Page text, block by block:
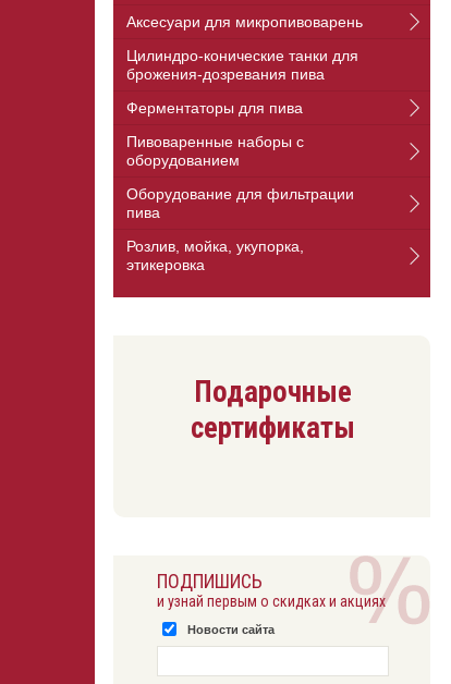
Аксесуари для микропивоварень
Цилиндро-конические танки для
брожения-дозревания пива
Ферментаторы для пива
Пивоваренные наборы с
оборудованием
Оборудование для фильтрации
пива
Розлив, мойка, укупорка,
этикеровка
Подарочные
сертификаты
ПОДПИШИСЬ
и узнай первым о скидках и акциях
Новости сайта